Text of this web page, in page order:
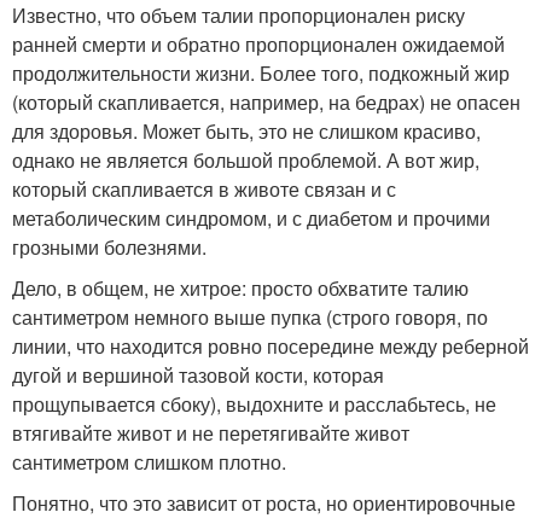
Известно, что объем талии пропорционален риску
ранней смерти и обратно пропорционален ожидаемой
продолжительности жизни. Более того, подкожный жир
(который скапливается, например, на бедрах) не опасен
для здоровья. Может быть, это не слишком красиво,
однако не является большой проблемой. А вот жир,
который скапливается в животе связан и с
метаболическим синдромом, и с диабетом и прочими
грозными болезнями.
Дело, в общем, не хитрое: просто обхватите талию
сантиметром немного выше пупка (строго говоря, по
линии, что находится ровно посередине между реберной
дугой и вершиной тазовой кости, которая
прощупывается сбоку), выдохните и расслабьтесь, не
втягивайте живот и не перетягивайте живот
сантиметром слишком плотно.
Понятно, что это зависит от роста, но ориентировочные